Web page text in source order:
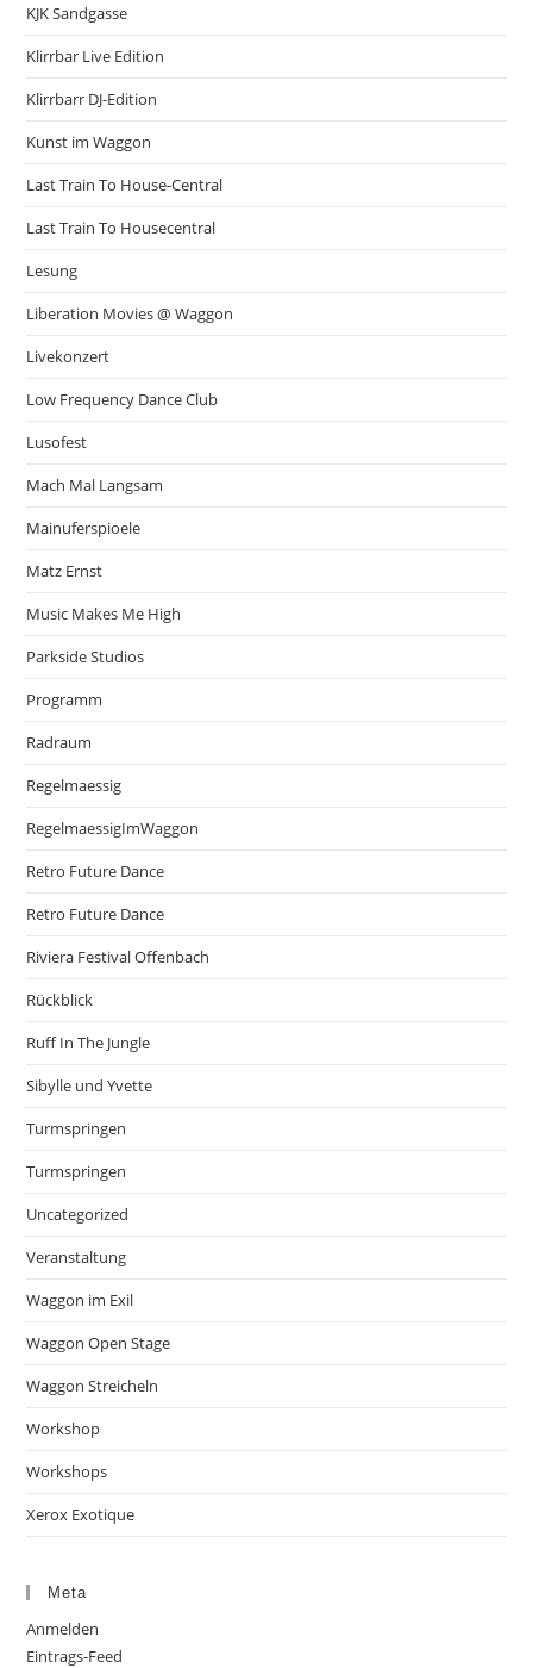
KJK Sandgasse
Klirrbar Live Edition
Klirrbarr DJ-Edition
Kunst im Waggon
Last Train To House-Central
Last Train To Housecentral
Lesung
Liberation Movies @ Waggon
Livekonzert
Low Frequency Dance Club
Lusofest
Mach Mal Langsam
Mainuferspioele
Matz Ernst
Music Makes Me High
Parkside Studios
Programm
Radraum
Regelmaessig
RegelmaessigImWaggon
Retro Future Dance
Retro Future Dance
Riviera Festival Offenbach
Rückblick
Ruff In The Jungle
Sibylle und Yvette
Turmspringen
Turmspringen
Uncategorized
Veranstaltung
Waggon im Exil
Waggon Open Stage
Waggon Streicheln
Workshop
Workshops
Xerox Exotique
Meta
Anmelden
Eintrags-Feed